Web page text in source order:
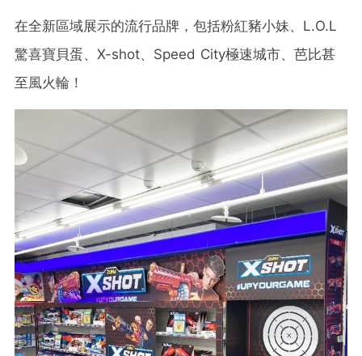
在全新區域展示的流行品牌，包括粉紅豬小妹、L.O.L
驚喜寶貝蛋、X-shot、Speed City極速城市、芭比甚
至風火輪！